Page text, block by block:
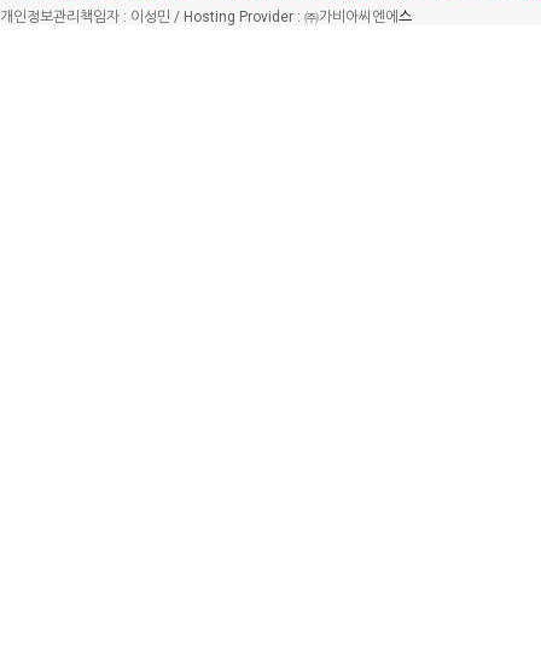
개인정보관리책임자 : 이성민 / Hosting Provider : ㈜가비아씨엔에 스